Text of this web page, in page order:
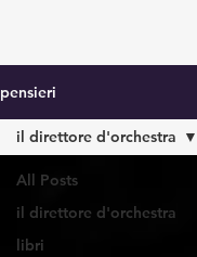
pensieri
All Posts
il direttore d'orchestra
libri
il direttore d'orchestra